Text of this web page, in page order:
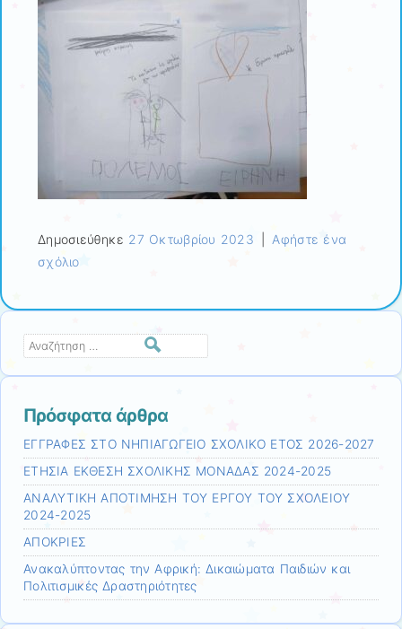
Δημοσιεύθηκε 27 Οκτωβρίου 2023
Αφήστε ένα
σχόλιο
Αναζήτηση
Πρόσφατα άρθρα
ΕΓΓΡΑΦΕΣ ΣΤΟ ΝΗΠΙΑΓΩΓΕΙΟ ΣΧΟΛΙΚΟ ΕΤΟΣ 2026-2027
ΕΤΗΣΙΑ ΕΚΘΕΣΗ ΣΧΟΛΙΚΗΣ ΜΟΝΑΔΑΣ 2024-2025
ΑΝΑΛΥΤΙΚΗ ΑΠΟΤΙΜΗΣΗ ΤΟΥ ΕΡΓΟΥ ΤΟΥ ΣΧΟΛΕΙΟΥ
2024-2025
ΑΠΟΚΡΙΕΣ
Ανακαλύπτοντας την Αφρική: Δικαιώματα Παιδιών και
Πολιτισμικές Δραστηριότητες